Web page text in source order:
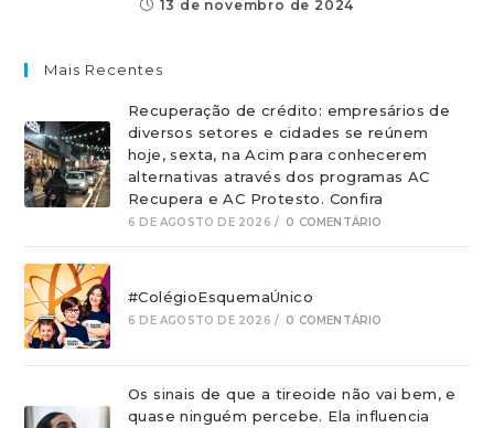
13 de novembro de 2024
Mais Recentes
Recuperação de crédito: empresários de
diversos setores e cidades se reúnem
hoje, sexta, na Acim para conhecerem
alternativas através dos programas AC
Recupera e AC Protesto. Confira
6 DE AGOSTO DE 2026 / 0 COMENTÁRIO
#ColégioEsquemaÚnico
6 DE AGOSTO DE 2026 / 0 COMENTÁRIO
Os sinais de que a tireoide não vai bem, e
quase ninguém percebe. Ela influencia